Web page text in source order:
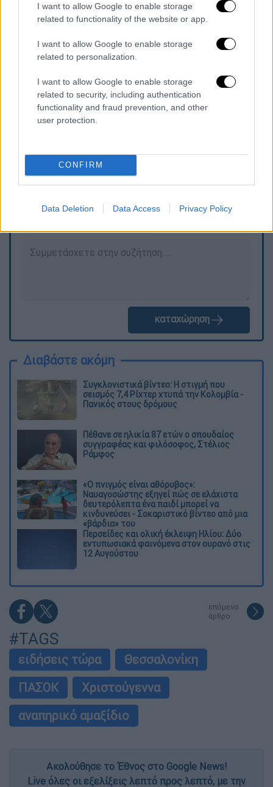
I want to allow Google to enable storage
related to functionality of the website or app.
I want to allow Google to enable storage
related to personalization.
I want to allow Google to enable storage
related to security, including authentication
functionality and fraud prevention, and other
user protection.
CONFIRM
Data Deletion Data Access Privacy Policy
αμαξίδιο, το ηλεκτροκίνητο..Κάτω από το
σπίτι.. κέντρο Καλαμαριάς. Βυσσινί Καραβάν
ΚΖ ο αριθμός κυκλοφορίας (τον είδε ο
γείτονας όταν έφευγε ) .. περίπου στις
15.00. Άντε να το βλέπουμε να το θυμόμαστε
.. 6000 ευρουλακια. Σε τι κόσμο ζούμε!».
Τα σχολιά σας δημοσιεύονται άμεσα με δική σας ευθύνη. Το
ΕΘΝΟΣ θα παρεμβαίνει και τα προσβλητικά σχόλια θα
καταχώρηση
Διαβάστε ακόμη
Συγκλονιστικά βίντεο: Η στιγμή που
σεισμός 7,4 Ρίχτερ χτυπά την Κολομβία -
Πανικός στους δρόμους
Πέθανε σε ηλικία 87 ετών ο σπουδαίος
συγγραφέας και φιλόσοφος, Στέλιος
Ράμφος
«Ο πνιγμός είναι αθόρυβος»:
Ναυαγοσώστης εξηγεί πώς σε ελάχιστα
δευτερόλεπτα ένα παιδί μπορεί να
κινδυνεύσει - Σοκαριστικό βίντεο από μια
«βάρδια» του
Περσείδες και ολική έκλειψη Ηλίου: Δύο
εντυπωσιακά φαινόμενα στον ουρανό στις
12 Αυγούστου
επόμενο
άρθρο
#TAGS
ειδήσεις τώρα
Θεσσαλονίκη
ΠΑΣΟΚ
Χριστούγεννα
αναπηρικό αμαξίδιο
Ακολούθησε το Έθνος στο Google News!
Live όλες οι εξελίξεις λεπτό προς λεπτό, με την